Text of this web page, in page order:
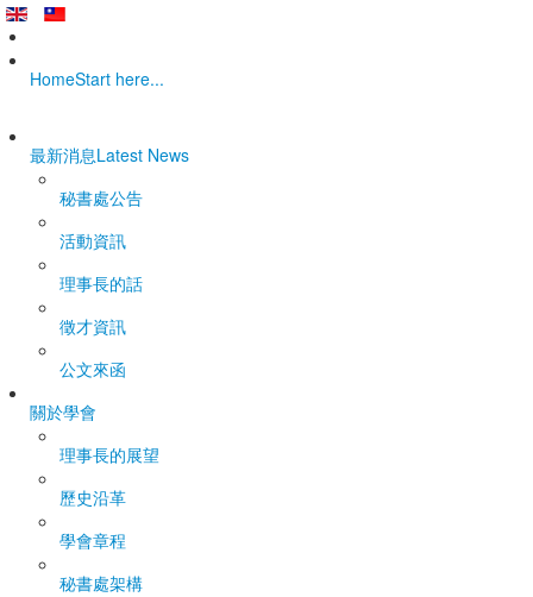
HomeStart here...
最新消息Latest News
秘書處公告
活動資訊
理事長的話
徵才資訊
公文來函
關於學會
理事長的展望
歷史沿革
學會章程
秘書處架構